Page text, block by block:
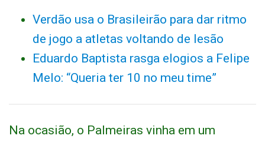
Verdão usa o Brasileirão para dar ritmo
de jogo a atletas voltando de lesão
Eduardo Baptista rasga elogios a Felipe
Melo: “Queria ter 10 no meu time”
Na ocasião, o Palmeiras vinha em um